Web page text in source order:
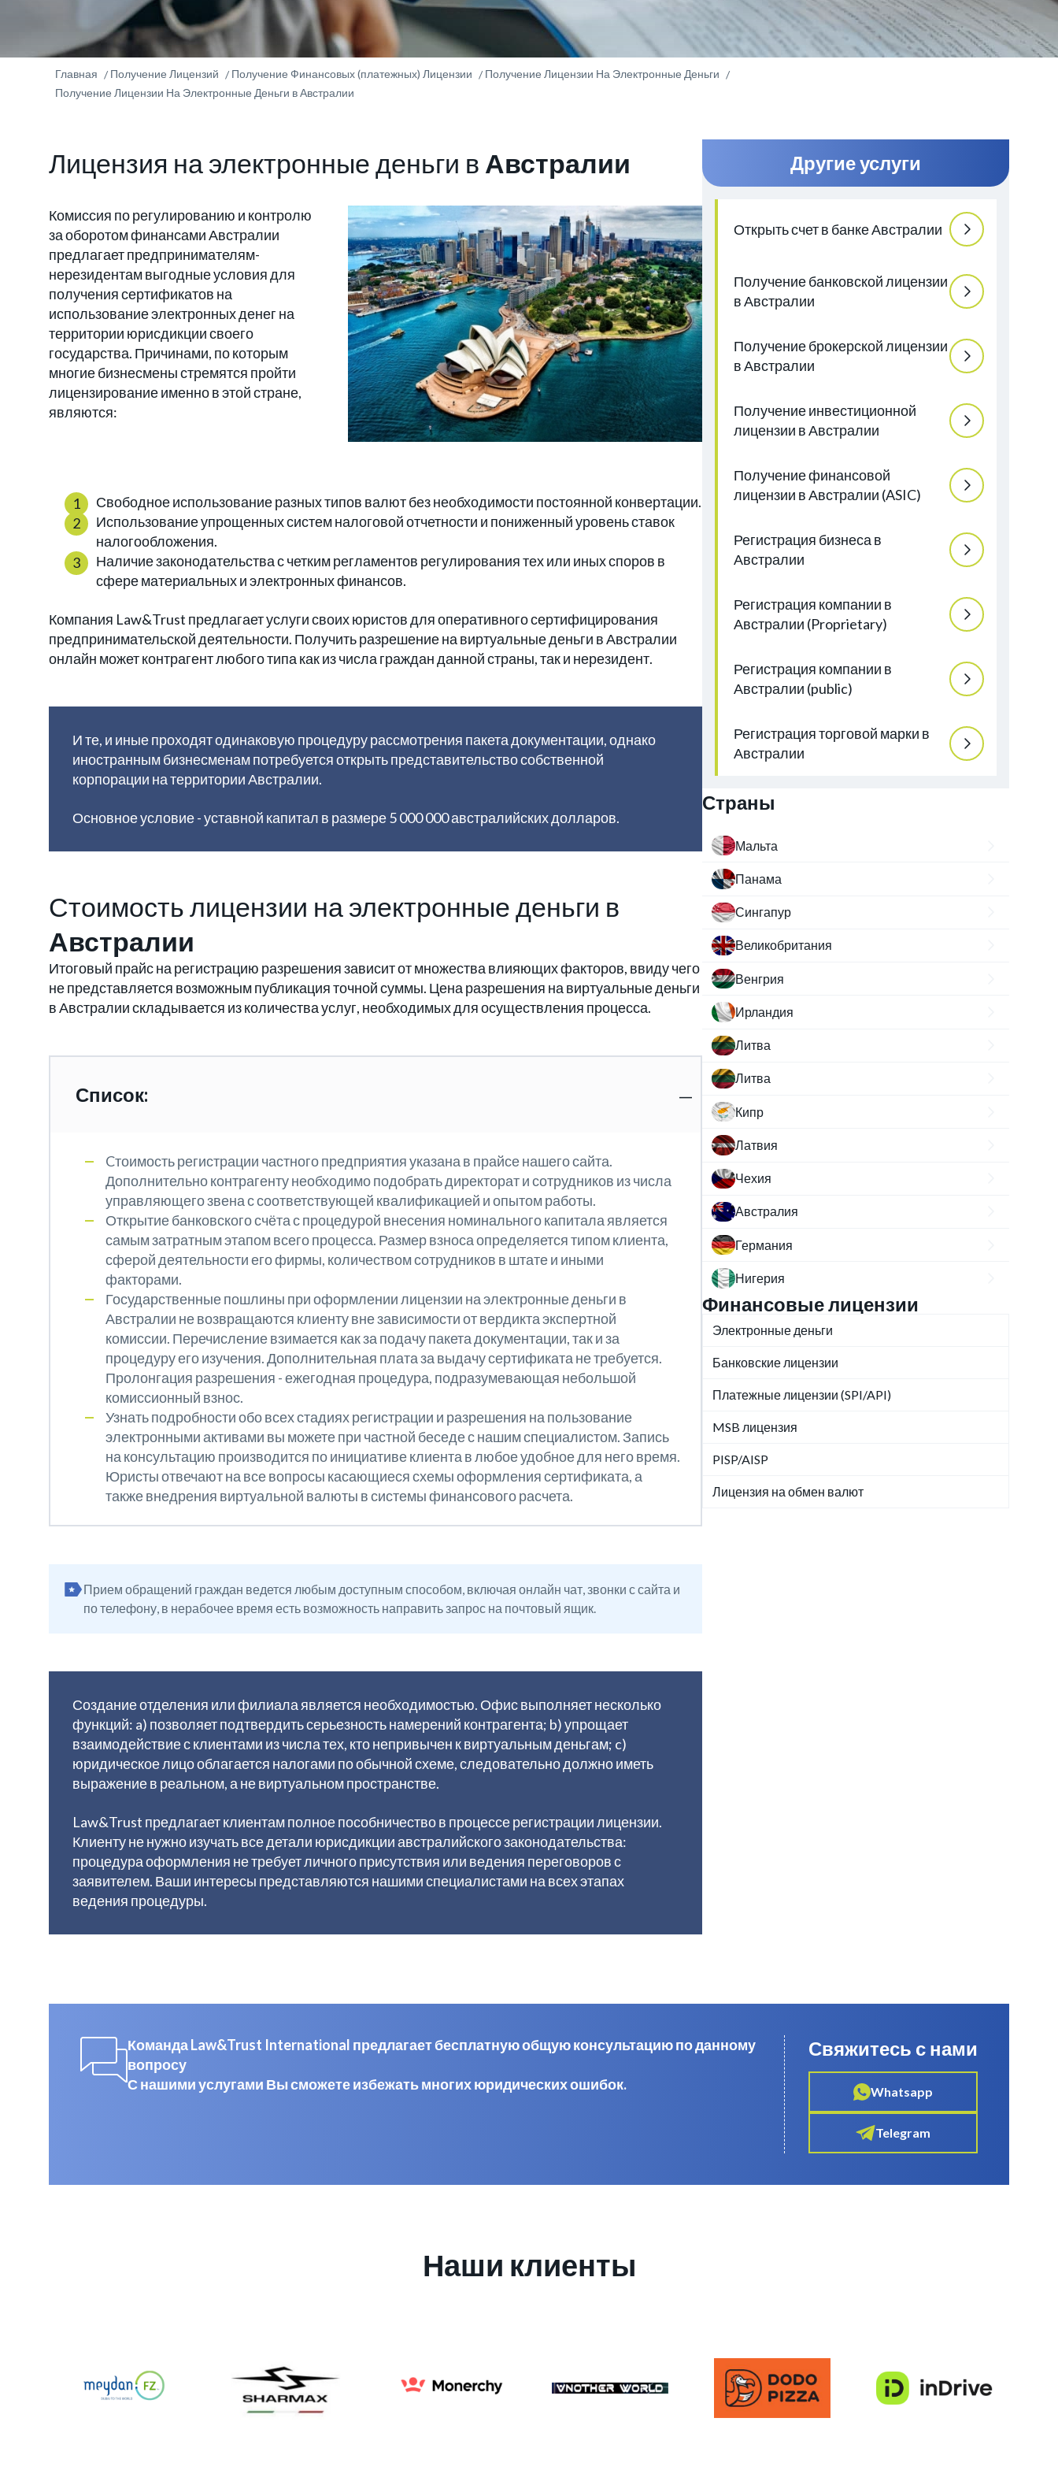
Главная Получение Лицензий Получение Финансовых (платежных) Лицензии
Получение Лицензии На Электронные Деньги
Получение Лицензии На Электронные Деньги в Австралии
Лицензия на электронные деньги в Австралии
Комиссия по регулированию и контролю
за оборотом финансами Австралии
предлагает предпринимателям-
нерезидентам выгодные условия для
получения сертификатов на
использование электронных денег на
территории юрисдикции своего
государства. Причинами, по которым
многие бизнесмены стремятся пройти
лицензирование именно в этой стране,
являются:
Свободное использование разных типов валют без необходимости постоянной конвертации.
Использование упрощенных систем налоговой отчетности и пониженный уровень ставок
налогообложения.
Наличие законодательства с четким регламентов регулирования тех или иных споров в
сфере материальных и электронных финансов.
Компания Law&Trust предлагает услуги своих юристов для оперативного сертифицирования
предпринимательской деятельности. Получить разрешение на виртуальные деньги в Австралии
онлайн может контрагент любого типа как из числа граждан данной страны, так и нерезидент.
И те, и иные проходят одинаковую процедуру рассмотрения пакета документации, однако
иностранным бизнесменам потребуется открыть представительство собственной
корпорации на территории Австралии.
Основное условие - уставной капитал в размере 5 000 000 австралийских долларов.
Стоимость лицензии на электронные деньги в
Австралии
Итоговый прайс на регистрацию разрешения зависит от множества влияющих факторов, ввиду чего
не представляется возможным публикация точной суммы. Цена разрешения на виртуальные деньги
в Австралии складывается из количества услуг, необходимых для осуществления процесса.
Список:
Cтоимость регистрации частного предприятия указана в прайсе нашего сайта.
Дополнительно контрагенту необходимо подобрать директорат и сотрудников из числа
управляющего звена с соответствующей квалификацией и опытом работы.
Открытие банковского счёта с процедурой внесения номинального капитала является
самым затратным этапом всего процесса. Размер взноса определяется типом клиента,
сферой деятельности его фирмы, количеством сотрудников в штате и иными
факторами.
Государственные пошлины при оформлении лицензии на электронные деньги в
Австралии не возвращаются клиенту вне зависимости от вердикта экспертной
комиссии. Перечисление взимается как за подачу пакета документации, так и за
процедуру его изучения. Дополнительная плата за выдачу сертификата не требуется.
Пролонгация разрешения - ежегодная процедура, подразумевающая небольшой
комиссионный взнос.
Узнать подробности обо всех стадиях регистрации и разрешения на пользование
электронными активами вы можете при частной беседе с нашим специалистом. Запись
на консультацию производится по инициативе клиента в любое удобное для него время.
Юристы отвечают на все вопросы касающиеся схемы оформления сертификата, а
также внедрения виртуальной валюты в системы финансового расчета.
Прием обращений граждан ведется любым доступным способом, включая онлайн чат, звонки с сайта и
по телефону, в нерабочее время есть возможность направить запрос на почтовый ящик.
Создание отделения или филиала является необходимостью. Офис выполняет несколько
функций: a) позволяет подтвердить серьезность намерений контрагента; b) упрощает
взаимодействие с клиентами из числа тех, кто непривычен к виртуальным деньгам; c)
юридическое лицо облагается налогами по обычной схеме, следовательно должно иметь
выражение в реальном, а не виртуальном пространстве.
Law&Trust предлагает клиентам полное пособничество в процессе регистрации лицензии.
Клиенту не нужно изучать все детали юрисдикции австралийского законодательства:
процедура оформления не требует личного присутствия или ведения переговоров с
заявителем. Ваши интересы представляются нашими специалистами на всех этапах
ведения процедуры.
Другие услуги
Открыть счет в банке Австралии
Получение банковской лицензии
в Австралии
Получение брокерской лицензии
в Австралии
Получение инвестиционной
лицензии в Австралии
Получение финансовой
лицензии в Австралии (ASIC)
Регистрация бизнеса в
Австралии
Регистрация компании в
Австралии (Proprietary)
Регистрация компании в
Австралии (public)
Регистрация торговой марки в
Австралии
Страны
Мальта
Панама
Сингапур
Великобритания
Венгрия
Ирландия
Литва
Литва
Кипр
Латвия
Чехия
Австралия
Германия
Нигерия
Финансовые лицензии
Электронные деньги
Банковские лицензии
Платежные лицензии (SPI/API)
MSB лицензия
PISP/AISP
Лицензия на обмен валют
Команда Law&Trust International предлагает бесплатную общую консультацию по данному
вопросу
С нашими услугами Вы сможете избежать многих юридических ошибок.
Свяжитесь с нами
Whatsapp
Telegram
Наши клиенты